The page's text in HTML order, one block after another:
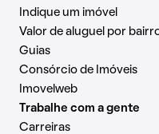
Indique um imóvel
Valor de aluguel por
Guias
Consórcio de Imóveis
Imovelweb
Trabalhe com a gente
Carreiras